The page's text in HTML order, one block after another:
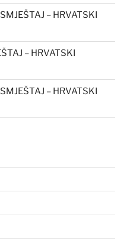
– HRVATSKI
– HRVATSKI
– HRVATSKI